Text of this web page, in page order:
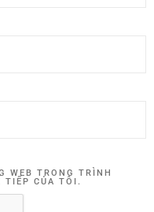
WEB TRONG TRÌNH
TIẾP CỦA TÔI.